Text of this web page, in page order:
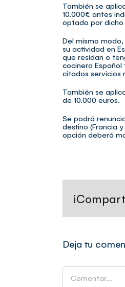
También se
10.000€ antes
optado por
Del mismo
su actividad en
que residan o
cocinero Español
citados servicios
También se
de 10.000 euros.
Se podrá
destino (Francia
opción deberá
Deja tu
Comentar